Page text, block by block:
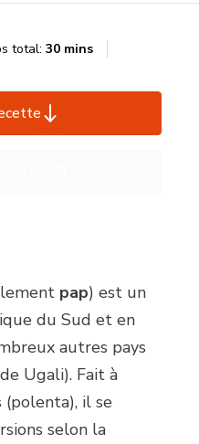
total:30 mins
pap) est un
du Sud et en
autres pays
Ugali). Fait à
il se
selon la